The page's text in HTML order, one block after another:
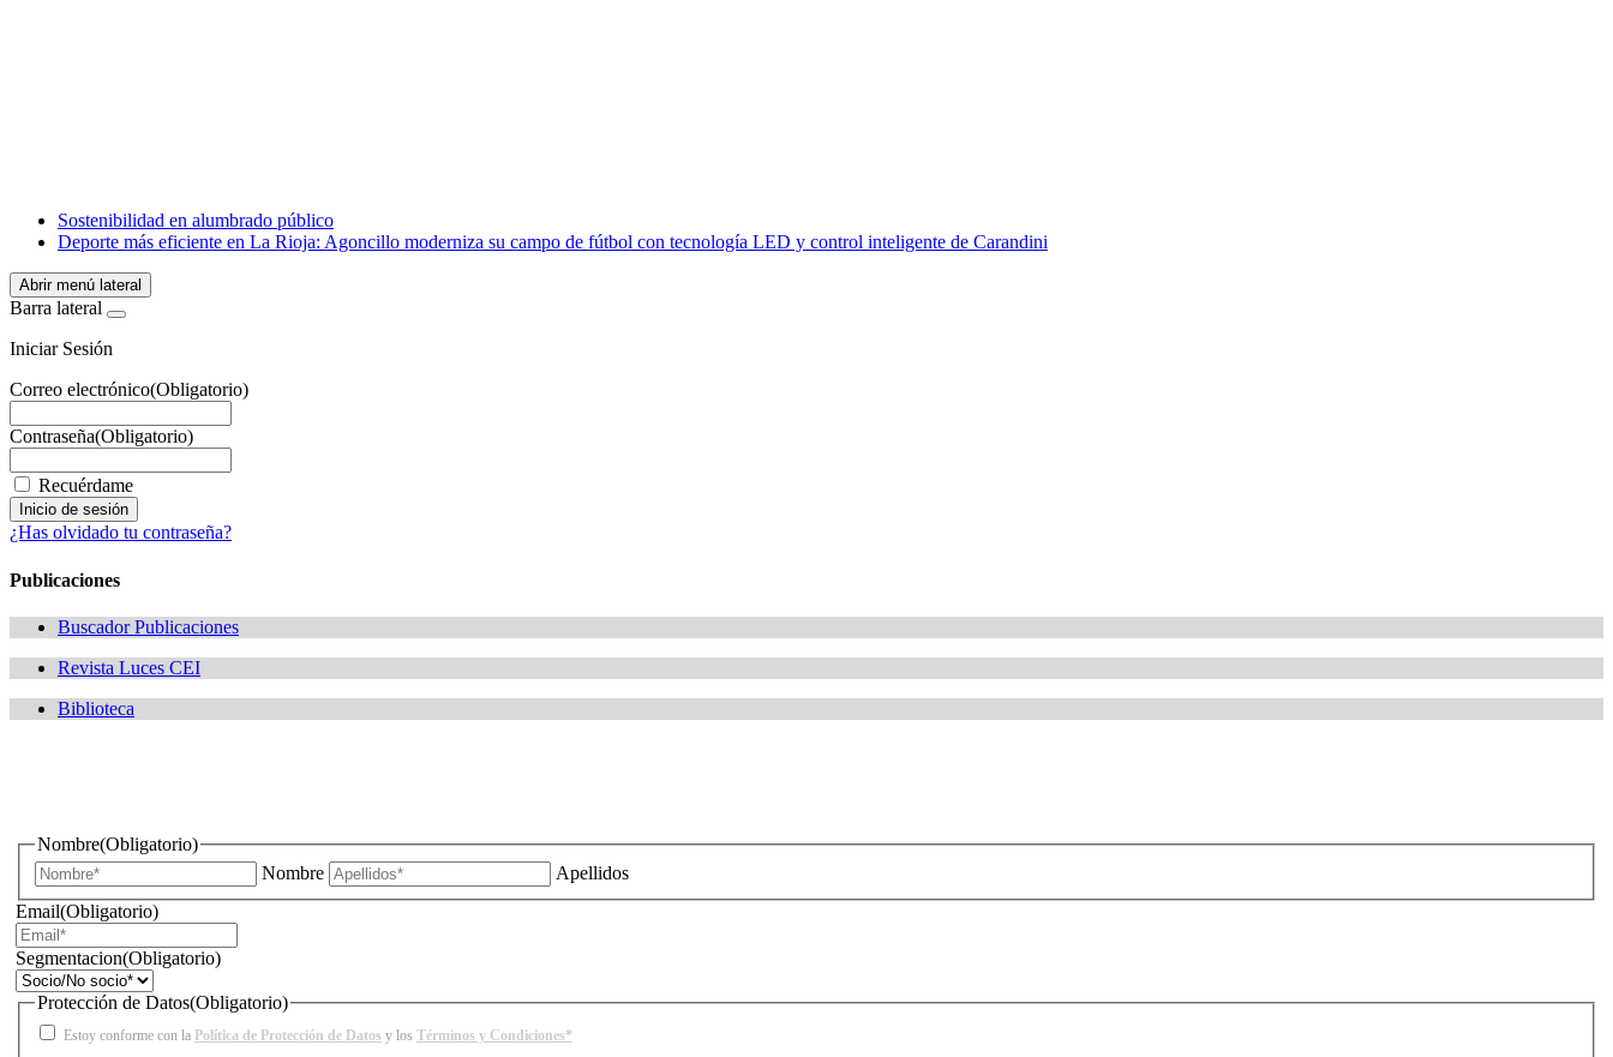
WhatsApp
Sostenibilidad en alumbrado público
Deporte más eficiente en La Rioja: Agoncillo moderniza su campo de fútbol con tecnología LED y control inteligente de Carandini
Abrir menú lateral
Barra lateral
Iniciar Sesión
Correo electrónico(Obligatorio)
Contraseña(Obligatorio)
Recuérdame
¿Has olvidado tu contraseña?
Publicaciones
Buscador Publicaciones
Revista Luces CEI
Biblioteca
Nombre(Obligatorio)
Nombre
Apellidos
Email(Obligatorio)
Segmentacion(Obligatorio)
Protección de Datos(Obligatorio)
Estoy conforme con la Política de Protección de Datos y los Términos y Condiciones*